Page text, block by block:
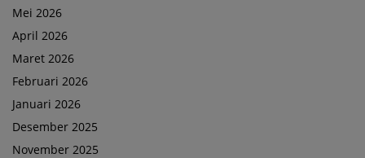
Mei 2026
April 2026
Maret 2026
Februari 2026
Januari 2026
Desember 2025
November 2025